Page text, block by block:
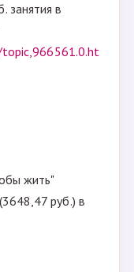
занятия в
жить"
руб.) в